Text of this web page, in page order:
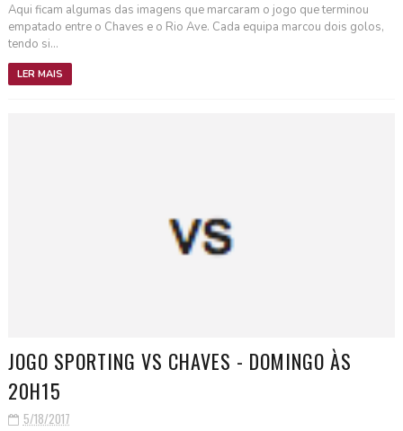
Aqui ficam algumas das imagens que marcaram o jogo que terminou
empatado entre o Chaves e o Rio Ave. Cada equipa marcou dois golos,
tendo si...
LER MAIS
JOGO SPORTING VS CHAVES - DOMINGO ÀS
20H15
5/18/2017